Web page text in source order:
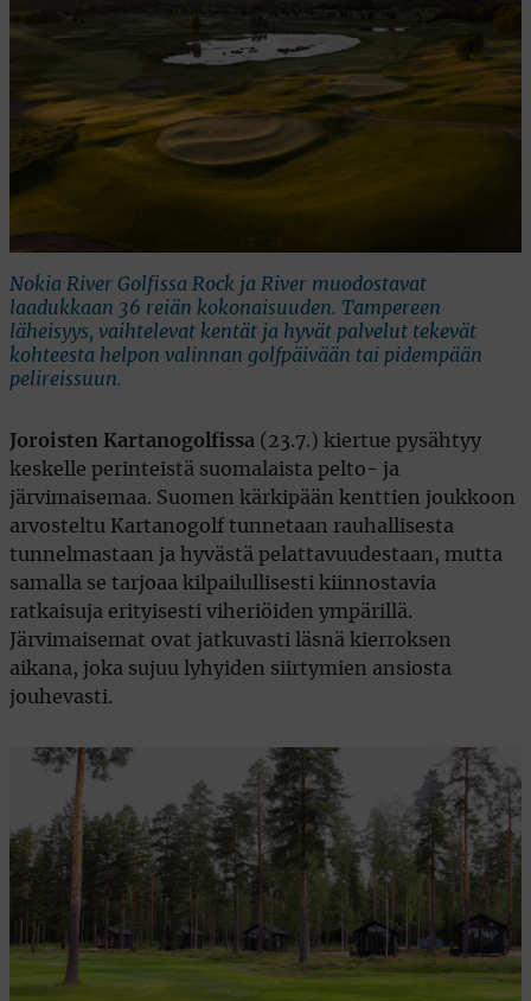
Nokia River Golfissa Rock ja River muodostavat
laadukkaan 36 reiän kokonaisuuden. Tampereen
läheisyys, vaihtelevat kentät ja hyvät palvelut tekevät
kohteesta helpon valinnan golfpäivään tai pidempään
pelireissuun.
Joroisten Kartanogolfissa (23.7.) kiertue pysähtyy
keskelle perinteistä suomalaista pelto- ja
järvimaisemaa. Suomen kärkipään kenttien joukkoon
arvosteltu Kartanogolf tunnetaan rauhallisesta
tunnelmastaan ja hyvästä pelattavuudestaan, mutta
samalla se tarjoaa kilpailullisesti kiinnostavia
ratkaisuja erityisesti viheriöiden ympärillä.
Järvimaisemat ovat jatkuvasti läsnä kierroksen
aikana, joka sujuu lyhyiden siirtymien ansiosta
jouhevasti.